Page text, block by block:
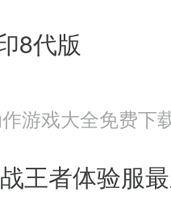
返还80%
返还120%
,返还150%
返还200%
8代版
游戏大全免费下
王者体验服